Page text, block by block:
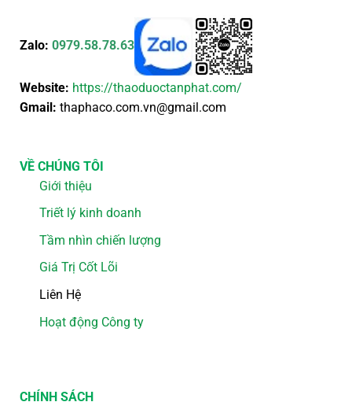
Zalo: 0979.58.78.63
Website: https://thaoduoctanphat.com/
Gmail: thaphaco.com.vn@gmail.com
VỀ CHÚNG TÔI
Giới thiệu
Triết lý kinh doanh
Tầm nhìn chiến lượng
Giá Trị Cốt Lõi
Liên Hệ
Hoạt động Công ty
CHÍNH SÁCH